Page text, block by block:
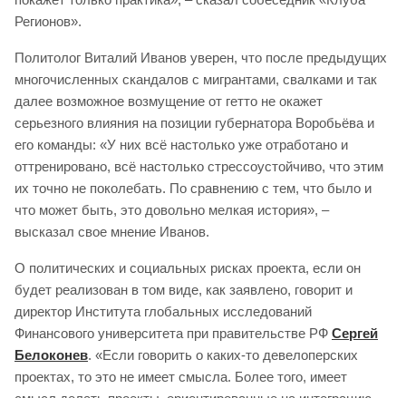
Регионов».
Политолог Виталий Иванов уверен, что после предыдущих
многочисленных скандалов с мигрантами, свалками и так
далее возможное возмущение от гетто не окажет
серьезного влияния на позиции губернатора Воробьёва и
его команды: «У них всё настолько уже отработано и
оттренировано, всё настолько стрессоустойчиво, что этим
их точно не поколебать. По сравнению с тем, что было и
что может быть, это довольно мелкая история», –
высказал свое мнение Иванов.
О политических и социальных рисках проекта, если он
будет реализован в том виде, как заявлено, говорит и
директор Института глобальных исследований
Финансового университета при правительстве РФ Сергей
Белоконев. «Если говорить о каких-то девелоперских
проектах, то это не имеет смысла. Более того, имеет